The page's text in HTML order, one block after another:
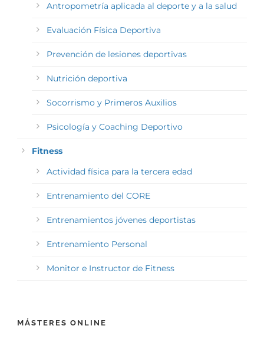
Antropometría aplicada al deporte y a la salud
Evaluación Física Deportiva
Prevención de lesiones deportivas
Nutrición deportiva
Socorrismo y Primeros Auxilios
Psicología y Coaching Deportivo
Fitness
Actividad física para la tercera edad
Entrenamiento del CORE
Entrenamientos jóvenes deportistas
Entrenamiento Personal
Monitor e Instructor de Fitness
MÁSTERES ONLINE